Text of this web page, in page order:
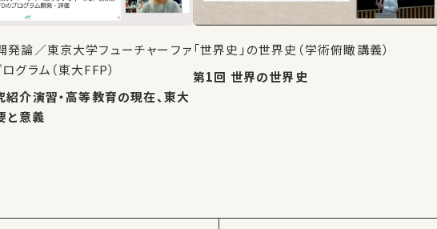
発論／東京大学フューチャーファ
グラム（東大FFP）
と意義
「世界史」の世界史（学術俯瞰講義）
第1回 世界の世界史